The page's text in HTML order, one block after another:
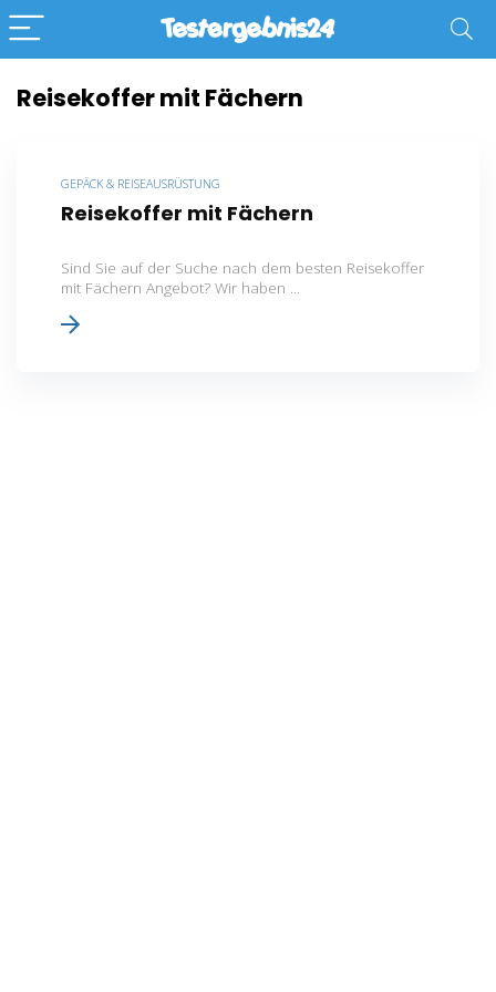
Reisekoffer mit Fächern
GEPÄCK & REISEAUSRÜSTUNG
Reisekoffer mit Fächern
Sind Sie auf der Suche nach dem besten Reisekoffer
mit Fächern Angebot? Wir haben ...